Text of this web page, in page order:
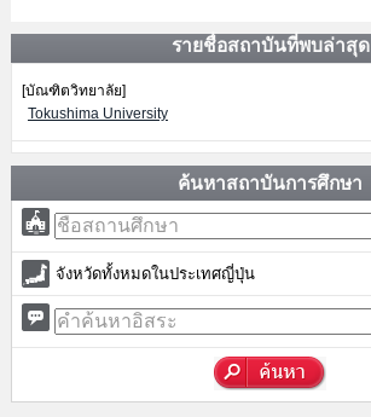
รายชื่อสถาบันที่พบล่าสุด
[บัณฑิตวิทยาลัย]
Tokushima University
ค้นหาสถาบันการศึกษา
จังหวัดทั้งหมดในประเทศญี่ปุ่น